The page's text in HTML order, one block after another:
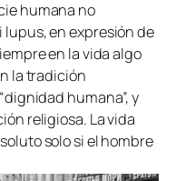
humana no
en expresión de
en la vida algo
la tradición
humana”, y
religiosa. La vida
solo si el hombre